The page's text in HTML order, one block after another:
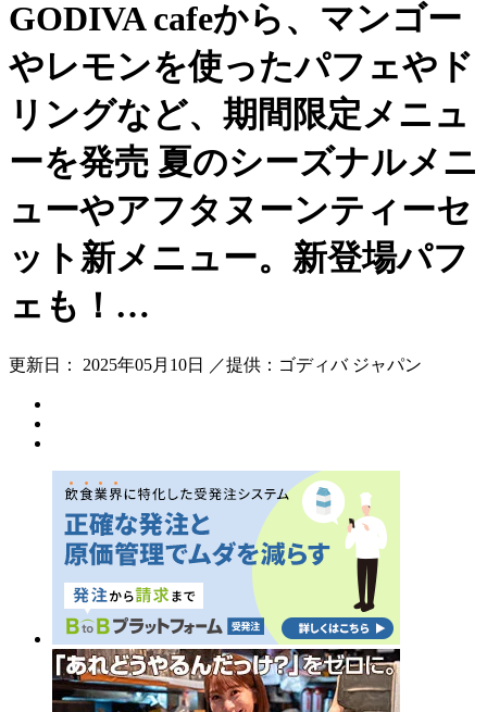
GODIVA cafeから、マンゴー
やレモンを使ったパフェやド
リングなど、期間限定メニュ
ーを発売 夏のシーズナルメニ
ューやアフタヌーンティーセ
ット新メニュー。新登場パフ
ェも！…
更新日： 2025年05月10日 ／提供：ゴディバ ジャパン